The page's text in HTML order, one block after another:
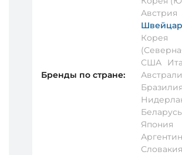
Бренды по стране:
Австрия
Корея
США
Бразилия
Беларусь
Япония
Словакия